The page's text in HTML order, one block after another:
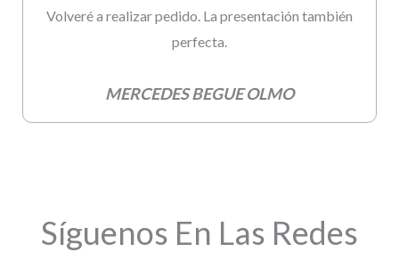
Volveré a realizar pedido. La presentación también
perfecta.
MERCEDES BEGUE OLMO
Síguenos En Las Redes